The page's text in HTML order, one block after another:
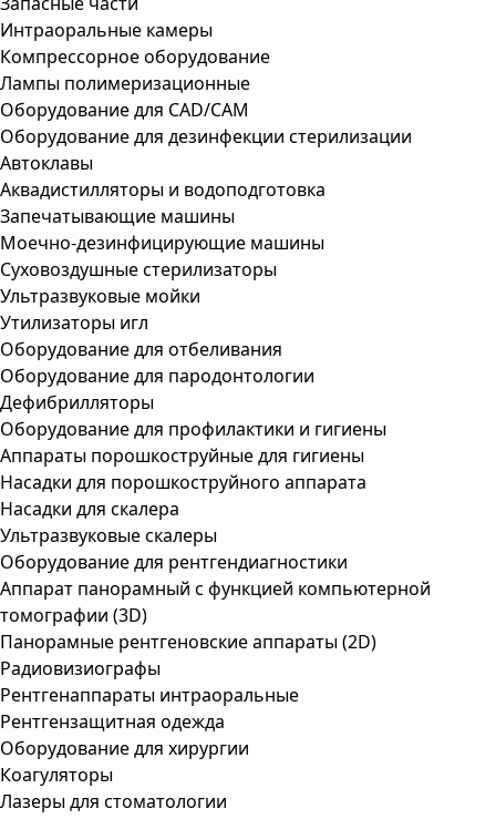
Интраоральные камеры
Компрессорное оборудование
Лампы полимеризационные
Оборудование для CAD/CAM
Оборудование для дезинфекции стерилизации
Автоклавы
Аквадистилляторы и водоподготовка
Запечатывающие машины
Моечно-дезинфицирующие машины
Суховоздушные стерилизаторы
Ультразвуковые мойки
Утилизаторы игл
Оборудование для отбеливания
Оборудование для пародонтологии
Дефибрилляторы
Оборудование для профилактики и гигиены
Аппараты порошкоструйные для гигиены
Насадки для порошкоструйного аппарата
Насадки для скалера
Ультразвуковые скалеры
Оборудование для рентгендиагностики
Аппарат панорамный с функцией компьютерной
томографии (3D)
Панорамные рентгеновские аппараты (2D)
Радиовизиографы
Рентгенаппараты интраоральные
Рентгензащитная одежда
Оборудование для хирургии
Коагуляторы
Лазеры для стоматологии